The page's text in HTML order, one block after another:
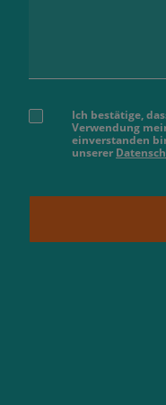
Ich bestätige,
Verwendung
einverstanden
unserer